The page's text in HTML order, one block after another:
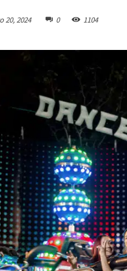
20, 2024 0 1104